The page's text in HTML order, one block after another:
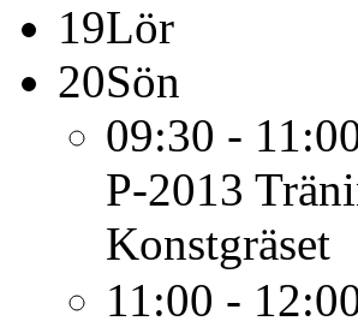
19Lör
20Sön
09:30 -
P-2013
Konstgräset
11:00 -